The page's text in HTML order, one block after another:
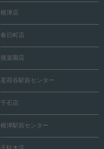
根津店
春日町店
後楽園店
茗荷谷駅前センター
千石店
根津駅前センター